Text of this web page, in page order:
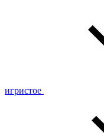
игристое